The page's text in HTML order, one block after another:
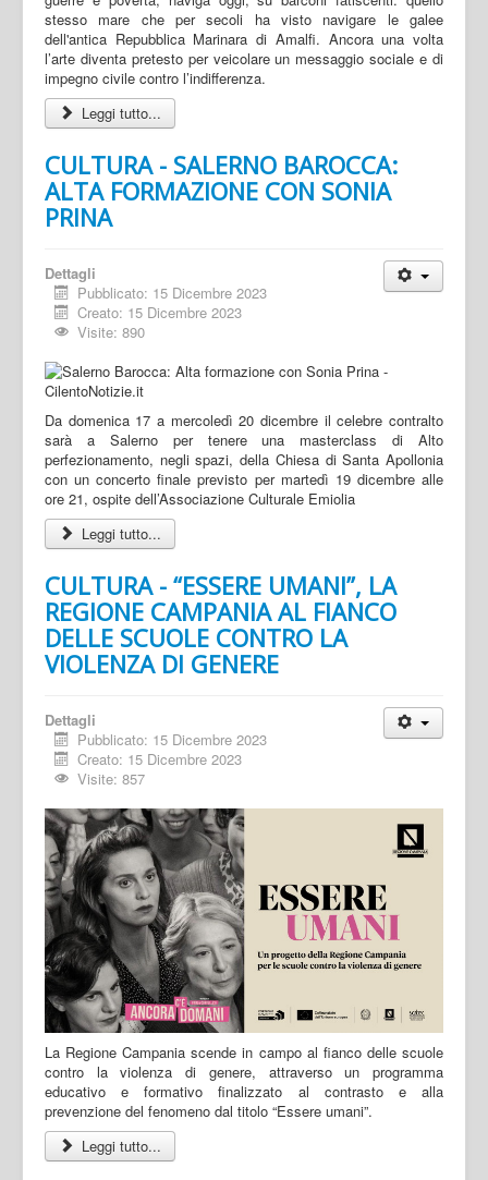
stesso mare che per secoli ha visto navigare le galee
dell'antica Repubblica Marinara di Amalfi. Ancora una volta
l’arte diventa pretesto per veicolare un messaggio sociale e di
impegno civile contro l’indifferenza.
Leggi tutto...
CULTURA - SALERNO BAROCCA:
ALTA FORMAZIONE CON SONIA
PRINA
Dettagli
Pubblicato: 15 Dicembre 2023
Creato: 15 Dicembre 2023
Visite: 890
Da domenica 17 a mercoledì 20 dicembre il celebre contralto
sarà a Salerno per tenere una masterclass di Alto
perfezionamento, negli spazi, della Chiesa di Santa Apollonia
con un concerto finale previsto per martedì 19 dicembre alle
ore 21, ospite dell’Associazione Culturale Emiolia
Leggi tutto...
CULTURA - “ESSERE UMANI”, LA
REGIONE CAMPANIA AL FIANCO
DELLE SCUOLE CONTRO LA
VIOLENZA DI GENERE
Dettagli
Pubblicato: 15 Dicembre 2023
Creato: 15 Dicembre 2023
Visite: 857
La Regione Campania scende in campo al fianco delle scuole
contro la violenza di genere, attraverso un programma
educativo e formativo finalizzato al contrasto e alla
prevenzione del fenomeno dal titolo “Essere umani”.
Leggi tutto...